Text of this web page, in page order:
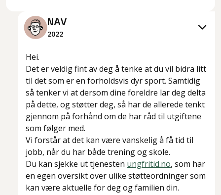
NAV
2022
Hei.
Det er veldig fint av deg å tenke at du vil bidra litt
til det som er en forholdsvis dyr sport. Samtidig
så tenker vi at dersom dine foreldre lar deg delta
på dette, og støtter deg, så har de allerede tenkt
gjennom på forhånd om de har råd til utgiftene
som følger med.
Vi forstår at det kan være vanskelig å få tid til
jobb, når du har både trening og skole.
Du kan sjekke ut tjenesten ungfritid.no, som har
en egen oversikt over ulike støtteordninger som
kan være aktuelle for deg og familien din.